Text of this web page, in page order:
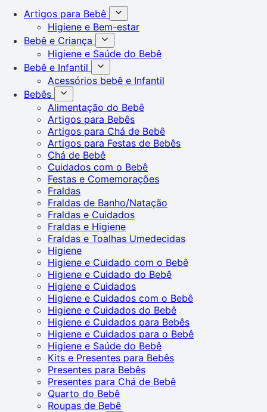
Artigos para Bebê
Higiene e Bem-estar
Bebê e Criança
Higiene e Saúde do Bebê
Bebê e Infantil
Acessórios bebê e Infantil
Bebês
Alimentação do Bebê
Artigos para Bebês
Artigos para Chá de Bebê
Artigos para Festas de Bebês
Chá de Bebê
Cuidados com o Bebê
Festas e Comemorações
Fraldas
Fraldas de Banho/Natação
Fraldas e Cuidados
Fraldas e Higiene
Fraldas e Toalhas Umedecidas
Higiene
Higiene e Cuidado com o Bebê
Higiene e Cuidado do Bebê
Higiene e Cuidados
Higiene e Cuidados com o Bebê
Higiene e Cuidados do Bebê
Higiene e Cuidados para Bebês
Higiene e Cuidados para o Bebê
Higiene e Saúde do Bebê
Kits e Presentes para Bebês
Presentes para Bebês
Presentes para Chá de Bebê
Quarto do Bebê
Roupas de Bebê